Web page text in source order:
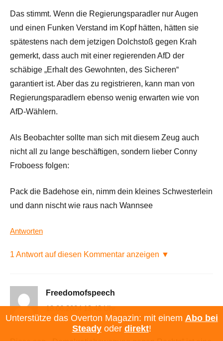
Das stimmt. Wenn die Regierungsparadler nur Augen
und einen Funken Verstand im Kopf hätten, hätten sie
spätestens nach dem jetzigen Dolchstoß gegen Krah
gemerkt, dass auch mit einer regierenden AfD der
schäbige „Erhalt des Gewohnten, des Sicheren“
garantiert ist. Aber das zu registrieren, kann man von
Regierungsparadlern ebenso wenig erwarten wie von
AfD-Wählern.
Als Beobachter sollte man sich mit diesem Zeug auch
nicht all zu lange beschäftigen, sondern lieber Conny
Froboess folgen:
Pack die Badehose ein, nimm dein kleines Schwesterlein
und dann nischt wie raus nach Wannsee
Antworten
1 Antwort auf diesen Kommentar anzeigen ▼
Freedomofspeech
18.06.2024 13:48 Uhr
Unterstütze das Overton Magazin: mit einem Abo bei
Steadyoder direkt!